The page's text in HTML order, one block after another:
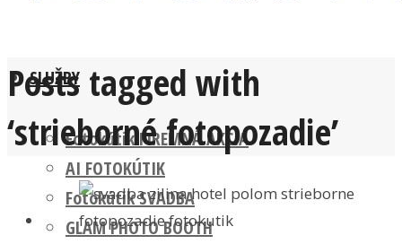
SLUŽBY
Fotokútik FIREMNÁ AKCIA
AI FOTOKÚTIK
Fotokútik SVADBA
GLAM PHOTO BOOTH
Posts tagged with
‘strieborné fotopozadie’